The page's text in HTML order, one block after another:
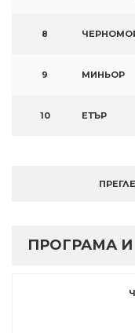
8
9 МИНЬОР
10 ЕТЪР
ПРОГРАМА И